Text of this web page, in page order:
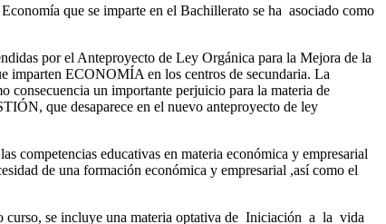
que se imparte en el Bachillerato se ha asociado como
por el Anteproyecto de Ley Orgánica para la Mejora de la
imparten ECONOMÍA en los centros de secundaria. La
consecuencia un importante perjuicio para la materia de
que desaparece en el nuevo anteproyecto de ley
competencias educativas en materia económica y empresarial
de una formación económica y empresarial ,así como el
curso, se incluye una materia optativa de Iniciación a la vida